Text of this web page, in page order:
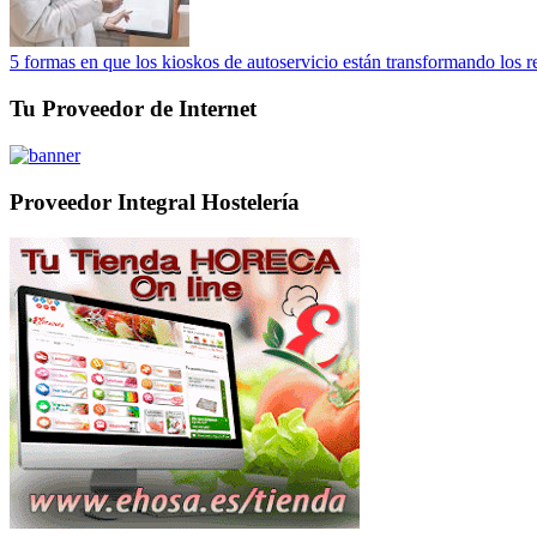
5 formas en que los kioskos de autoservicio están transformando los
Tu Proveedor de Internet
Proveedor Integral Hostelería